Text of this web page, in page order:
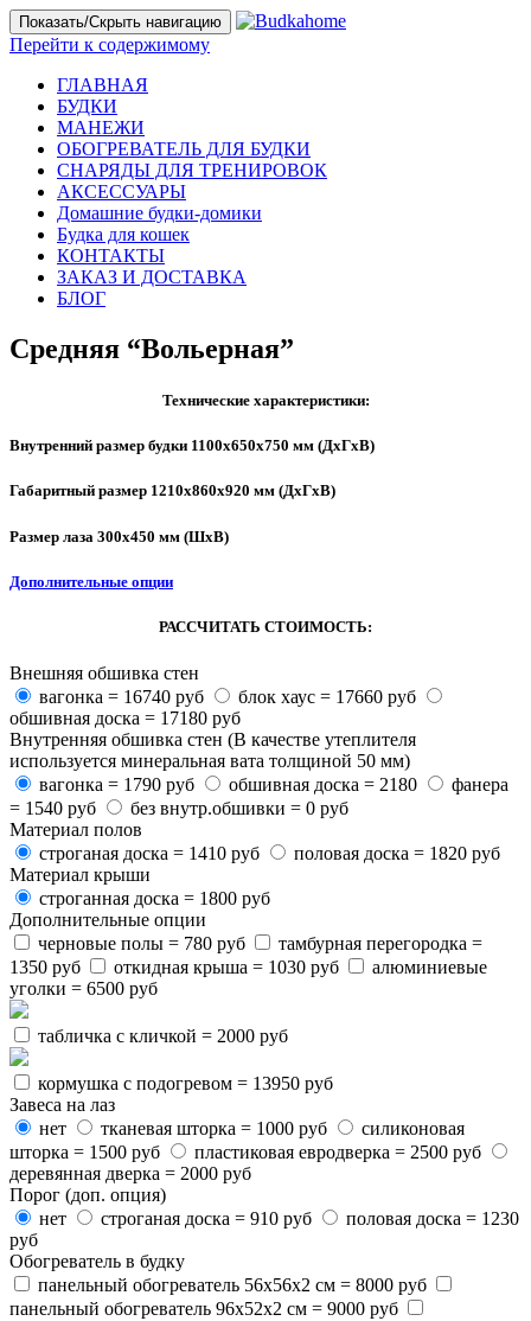
Показать/Скрыть навигацию
Перейти к содержимому
ГЛАВНАЯ
БУДКИ
МАНЕЖИ
ОБОГРЕВАТЕЛЬ ДЛЯ БУДКИ
СНАРЯДЫ ДЛЯ ТРЕНИРОВОК
АКСЕССУАРЫ
Домашние будки-домики
Будка для кошек
КОНТАКТЫ
ЗАКАЗ И ДОСТАВКА
БЛОГ
Средняя “Вольерная”
Технические характеристики:
Внутренний размер будки 1100х650х750 мм (ДхГхВ)
Габаритный размер 1210х860х920 мм (ДхГхВ)
Размер лаза 300х450 мм (ШхВ)
Дополнительные опции
РАССЧИТАТЬ СТОИМОСТЬ:
Внешняя обшивка стен
вагонка = 16740 руб
блок хаус = 17660 руб
обшивная доска = 17180 руб
Внутренняя обшивка стен (В качестве утеплителя
используется минеральная вата толщиной 50 мм)
вагонка = 1790 руб
обшивная доска = 2180
фанера
= 1540 руб
без внутр.обшивки = 0 руб
Материал полов
строганая доска = 1410 руб
половая доска = 1820 руб
Материал крыши
строганная доска = 1800 руб
Дополнительные опции
черновые полы = 780 руб
тамбурная перегородка =
1350 руб
откидная крыша = 1030 руб
алюминиевые
уголки = 6500 руб
табличка с кличкой = 2000 руб
кормушка с подогревом = 13950 руб
Завеса на лаз
нет
тканевая шторка = 1000 руб
силиконовая
шторка = 1500 руб
пластиковая евродверка = 2500 руб
деревянная дверка = 2000 руб
Порог (доп. опция)
нет
строганая доска = 910 руб
половая доска = 1230
руб
Обогреватель в будку
панельный обогреватель 56х56х2 см = 8000 руб
панельный обогреватель 96х52х2 см = 9000 руб